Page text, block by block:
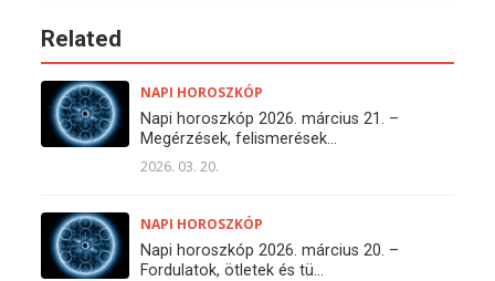
Related
NAPI HOROSZKÓP
Napi horoszkóp 2026. március 21. –
Megérzések, felismerések...
2026. 03. 20.
NAPI HOROSZKÓP
Napi horoszkóp 2026. március 20. –
Fordulatok, ötletek és tü...